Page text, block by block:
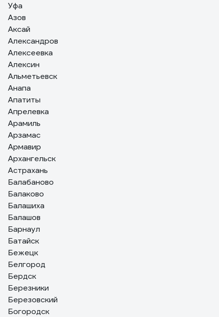
Уфа
Азов
Аксай
Александров
Алексеевка
Алексин
Альметьевск
Анапа
Апатиты
Апрелевка
Арамиль
Арзамас
Армавир
Архангельск
Астрахань
Балабаново
Балаково
Балашиха
Балашов
Барнаул
Батайск
Бежецк
Белгород
Бердск
Березники
Березовский
Богородск